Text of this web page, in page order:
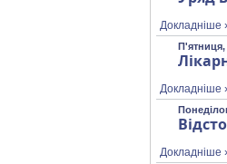
Докладніше
П'ятниця,
Докладніше
Докладніше